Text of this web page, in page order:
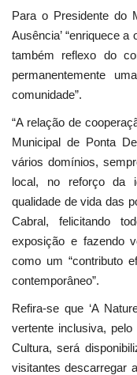
Para o Presidente do
Ausência’ “enriquece
também reflexo do
permanentemente
comunidade”.
“A relação de
Municipal de Ponta
vários domínios,
local, no reforço da
qualidade de vida das
Cabral, felicitando
exposição e fazendo
como um “contributo
contemporâneo”.
Refira-se que ‘A
vertente inclusiva,
Cultura, será
visitantes descarregar